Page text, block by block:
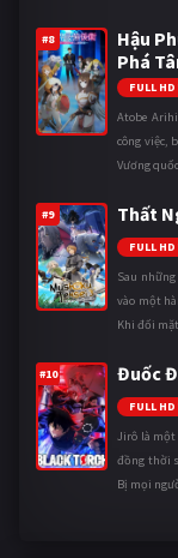
#8
Hậu
Phá
FULL
Atobe
công việc,
Vương
#9 Thất
FULL
Sau
vào một
Khi đối
#10 Đuốc
FULL
Jirô là một
đồng thời
Bị mọi